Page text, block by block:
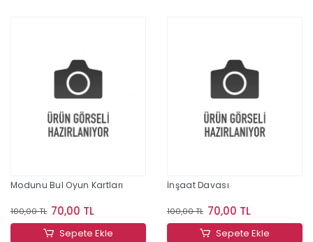
Modunu Bul Oyun Kartları
100,00 TL 70,00 TL
Sepete Ekle
İnşaat Davası
100,00 TL 70,00 TL
Sepete Ekle